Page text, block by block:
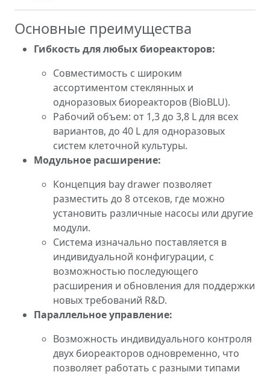
Основные преимущества
Гибкость для любых биореакторов:
Совместимость с широким
ассортиментом стеклянных и
одноразовых биореакторов (BioBLU).
Рабочий объем: от 1,3 до 3,8 L для всех
вариантов, до 40 L для одноразовых
систем клеточной культуры.
Модульное расширение:
Концепция bay drawer позволяет
разместить до 8 отсеков, где можно
установить различные насосы или другие
модули.
Система изначально поставляется в
индивидуальной конфигурации, с
возможностью последующего
расширения и обновления для поддержки
новых требований R&D.
Параллельное управление:
Возможность индивидуального контроля
двух биореакторов одновременно, что
позволяет работать с разными типами